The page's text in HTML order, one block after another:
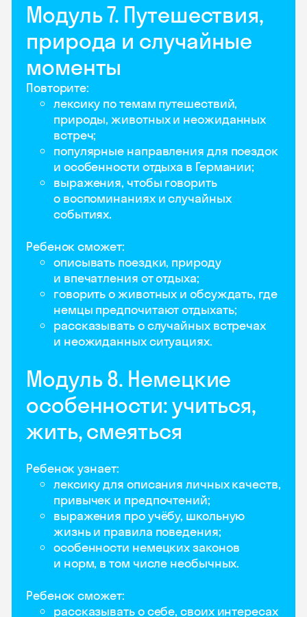
Модуль 7. Путешествия,
природа и случайные
моменты
Повторите:
лексику по темам путешествий,
природы, животных и неожиданных
встреч;
популярные направления для поездок
и особенности отдыха в Германии;
выражения, чтобы говорить
о воспоминаниях и случайных
событиях.
Ребенок сможет:
описывать поездки, природу
и впечатления от отдыха;
говорить о животных и обсуждать, где
немцы предпочитают отдыхать;
рассказывать о случайных встречах
и неожиданных ситуациях.
Модуль 8. Немецкие
особенности: учиться,
жить, смеяться
Ребенок узнает:
лексику для описания личных качеств,
привычек и предпочтений;
выражения про учёбу, школьную
жизнь и правила поведения;
особенности немецких законов
и норм, в том числе необычных.
Ребенок сможет:
рассказывать о себе, своих интересах